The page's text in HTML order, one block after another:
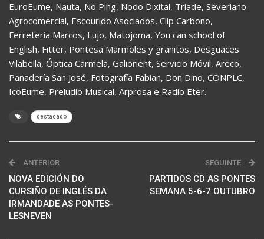
EuroEume, Nauta, No Ping, Nodo Dixital, Triade, Severiano
Agrocomercial, Escourido Asociados, Clip Carbono,
Ferretería Marcos, Lujo, Matojoma, You can school of
English, Fitter, Pontesa Marmoles y granitos, Desguaces
Vilabella, Óptica Carmela, Galiorient, Servicio Móvil, Areco,
Panadería San José, Fotografía Fabian, Don Dino, CONPLC,
IcoEume, Preludio Musical, Arprosa e Radio Eter.
destacado
ANTERIOR
NOVA EDICIÓN DO
CURSIÑO DE INGLÉS DA
IRMANDADE AS PONTES-
LESNEVEN
SEGUINTE
PARTIDOS CD AS PONTES
SEMANA 5-6-7 OUTUBRO